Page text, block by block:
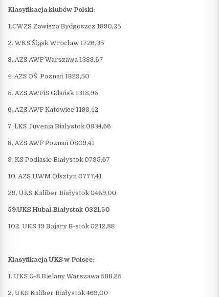
Klasyfikacja klubów Polski:
1.CWZS Zawisza Bydgoszcz 1890,25
2. WKS Śląsk Wrocław 1726,35
3. AZS AWF Warszawa 1383,67
4. AZS OŚ. Poznań 1329,50
5. AZS AWFiS Gdańsk 1318,96
6. AZS AWF Katowice 1198,42
7. ŁKS Juvenia Białystok 0834,66
8. AZS AWF Poznań 0809,41
9. KS Podlasie Białystok 0795,67
10. AZS UWM Olsztyn 0777,41
29. UKS Kaliber Białystok 0469,00
59.UKS Hubal Białystok 0321,50
102. UKS 19 Bojary B-stok 0212,88
Klasyfikacja UKS w Polsce:
1. UKS G-8 Bielany Warszawa 588,25
2. UKS Kaliber Białystok 469,00